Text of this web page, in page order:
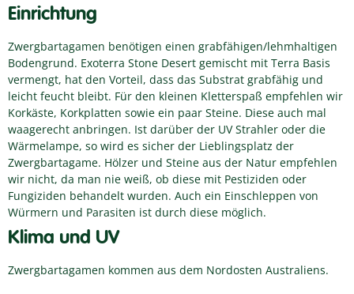
Einrichtung
Zwergbartagamen benötigen einen grabfähigen/lehmhaltigen
Bodengrund. Exoterra Stone Desert gemischt mit Terra Basis
vermengt, hat den Vorteil, dass das Substrat grabfähig und
leicht feucht bleibt. Für den kleinen Kletterspaß empfehlen wir
Korkäste, Korkplatten sowie ein paar Steine. Diese auch mal
waagerecht anbringen. Ist darüber der UV Strahler oder die
Wärmelampe, so wird es sicher der Lieblingsplatz der
Zwergbartagame. Hölzer und Steine aus der Natur empfehlen
wir nicht, da man nie weiß, ob diese mit Pestiziden oder
Fungiziden behandelt wurden. Auch ein Einschleppen von
Würmern und Parasiten ist durch diese möglich.
Klima und UV
Zwergbartagamen kommen aus dem Nordosten Australiens.